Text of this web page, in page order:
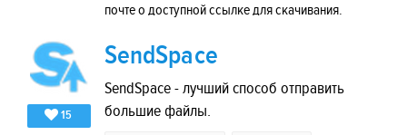
почте о доступной ссылке для скачивания.
15
SendSpace
SendSpace - лучший способ отправить
большие файлы.